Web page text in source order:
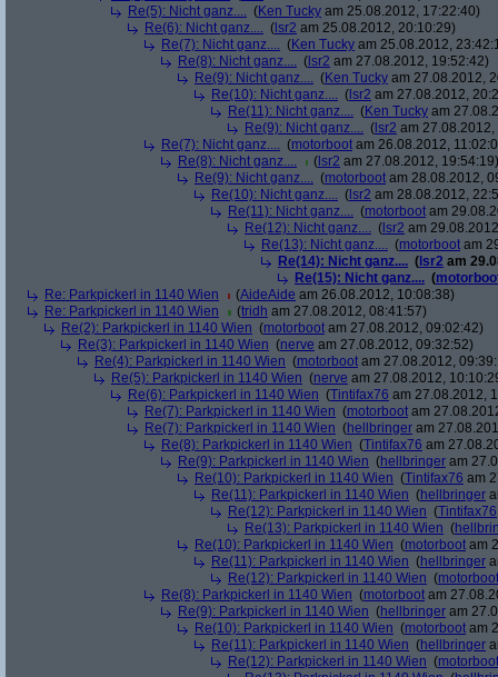
Re(5): Nicht ganz.... (Ken Tucky am 25.08.2012, 17:22:40)
Re(6): Nicht ganz.... ( lsr2 am 25.08.2012, 20:10:29)
Re(7): Nicht ganz.... (Ken Tucky am 25.08.2012,
Re(8): Nicht ganz.... ( lsr2 am 27.08.2012, 19:52:42)
Re(9): Nicht ganz.... (Ken Tucky am 27.08.2012,
Re(10): Nicht ganz.... ( lsr2 am 27.08.2012,
Re(11): Nicht ganz.... (Ken Tucky am
Re(9): Nicht ganz.... ( lsr2 am
Re(7): Nicht ganz.... (motorboot am 26.08.2012,
Re(8): Nicht ganz....
( lsr2 am 27.08.2012, 19:54:19)
Re(9): Nicht ganz.... (motorboot am 28.08.2012,
Re(10): Nicht ganz.... ( lsr2 am 28.08.2012,
Re(11): Nicht ganz.... (motorboot am
Re(12): Nicht ganz.... ( lsr2 am
Re(13): Nicht ganz.... (motorboot am
Re(14): Nicht ganz.... ( lsr2 am
Re(15): Nicht ganz.... (
Re: Parkpickerl in 1140 Wien
(AideAide am 26.08.2012, 10:08:38)
Re: Parkpickerl in 1140 Wien
(tridh am 27.08.2012, 08:41:57)
Re(2): Parkpickerl in 1140 Wien (motorboot am 27.08.2012, 09:02:42)
Re(3): Parkpickerl in 1140 Wien (nerve am 27.08.2012, 09:32:52)
Re(4): Parkpickerl in 1140 Wien (motorboot am 27.08.2012,
Re(5): Parkpickerl in 1140 Wien (nerve am 27.08.2012,
Re(6): Parkpickerl in 1140 Wien (Tintifax76 am 27.08.2012,
Re(7): Parkpickerl in 1140 Wien (motorboot am
Re(7): Parkpickerl in 1140 Wien (hellbringer am
Re(8): Parkpickerl in 1140 Wien (Tintifax76 am
Re(9): Parkpickerl in 1140 Wien (hellbringer am
Re(10): Parkpickerl in 1140 Wien (Tintifax76 am
Re(11): Parkpickerl in 1140 Wien (hellbringer
Re(12): Parkpickerl in 1140 Wien (Tintifax76
Re(13): Parkpickerl in 1140 Wien (
Re(10): Parkpickerl in 1140 Wien (motorboot am
Re(11): Parkpickerl in 1140 Wien (hellbringer
Re(12): Parkpickerl in 1140 Wien (motorboot
Re(8): Parkpickerl in 1140 Wien (motorboot am
Re(9): Parkpickerl in 1140 Wien (hellbringer am
Re(10): Parkpickerl in 1140 Wien (motorboot am
Re(11): Parkpickerl in 1140 Wien (hellbringer
Re(12): Parkpickerl in 1140 Wien (motorboot